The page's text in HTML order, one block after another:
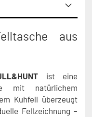
aus
ist eine
mit natürlichem
Kuhfell überzeugt
Fellzeichnung –